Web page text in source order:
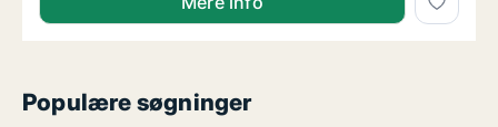
Populære søgninger